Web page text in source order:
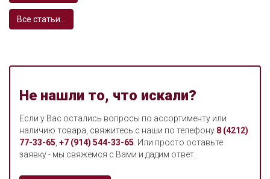
Все статьи...
Не нашли то, что искали?
Если у Вас остались вопросы по ассортименту или
наличию товара, свяжитесь с наши по телефону 8 (4212)
77-33-65 +7 (914) 544-33-65 . Или просто оставьте
заявку - мы свяжемся с Вами и дадим ответ.